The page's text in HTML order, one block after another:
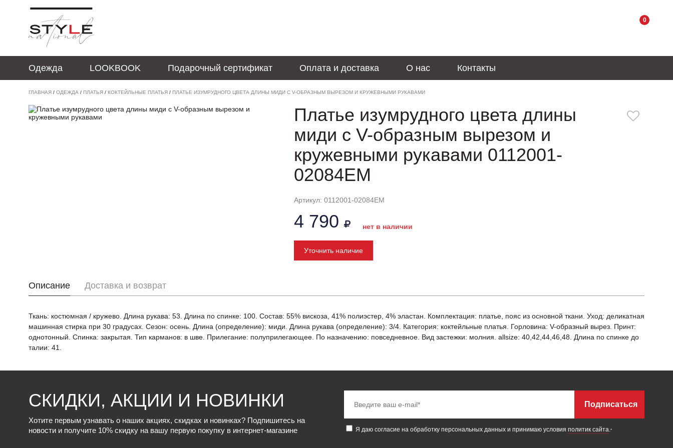
0
Одежда LOOKBOOK Подарочный сертификат Оплата и доставка О нас Контакты
ГЛАВНАЯ / ОДЕЖДА / ПЛАТЬЯ / КОКТЕЙЛЬНЫЕ ПЛАТЬЯ / ПЛАТЬЕ ИЗУМРУДНОГО ЦВЕТА ДЛИНЫ МИДИ С V-ОБРАЗНЫМ ВЫРЕЗОМ И КРУЖЕВНЫМИ РУКАВАМИ
Платье изумрудного цвета длины
миди с V-образным вырезом и
кружевными рукавами 0112001-
02084EM
Артикул: 0112001-02084EM
4 790 нет в наличии
Уточнить наличие
Описание Доставка и возврат
Ткань: костюмная / кружево. Длина рукава: 53. Длина по спинке: 100. Состав: 55% вискоза, 41% полиэстер, 4% эластан. Комплектация: платье, пояс из основной ткани. Уход: деликатная
машинная стирка при 30 градусах. Сезон: осень. Длина (определение): миди. Длина рукава (определение): 3/4. Категория: коктейльные платья. Горловина: V-образный вырез. Принт:
однотонный. Спинка: закрытая. Тип карманов: в шве. Прилегание: полуприлегающее. По назначению: повседневное. Вид застежки: молния. allsize: 40,42,44,46,48. Длина по спинке до
талии: 41.
СКИДКИ, АКЦИИ И НОВИНКИ
Хотите первым узнавать о наших акциях, скидках и новинках? Подпишитесь на
новости и получите 10% скидку на вашу первую покупку в интернет-магазине
Я даю согласие на обработку персональных данных и принимаю условия политик сайта.*
Подписаться